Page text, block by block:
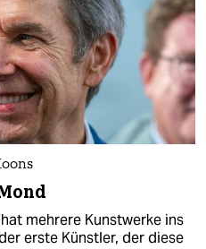
mehrere Kunstwerke ins
erste Künstler, der diese